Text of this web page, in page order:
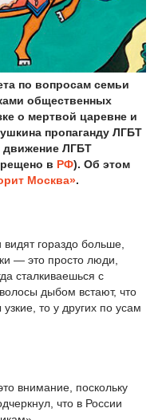
по вопросам семьи
общественных
о мертвой царевне и
пропаганду ЛГБТ
движение ЛГБТ
в РФ). Об этом
Москва».
гораздо больше,
— это просто люди,
сталкиваешься с
дыбом встают, что
то у других по усам
внимание, поскольку
что в России